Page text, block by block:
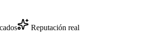
Reputación real